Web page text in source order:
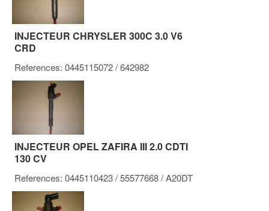
INJECTEUR CHRYSLER 300C 3.0 V6
CRD
References: 0445115072/ 642982
INJECTEUR OPEL ZAFIRA III 2.0 CDTI
130 CV
References: 0445110423/ 55577668/ A20DT